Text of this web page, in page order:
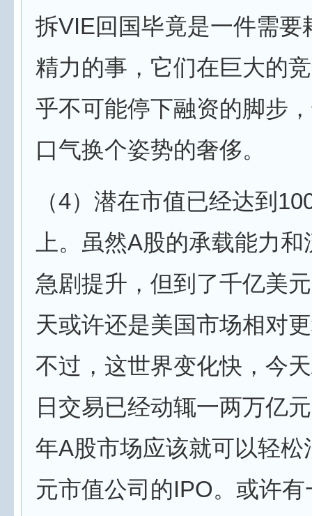
拆VIE回国毕竟是一件需要
精力的事，它们在巨大的
乎不可能停下融资的脚步
口气换个姿势的奢侈。
（4）潜在市值已经达到
上。虽然A股的承载能力
急剧提升，但到了千亿美
天或许还是美国市场相对
不过，这世界变化快，今
日交易已经动辄一两万亿
年A股市场应该就可以轻松
元市值公司的IPO。或许